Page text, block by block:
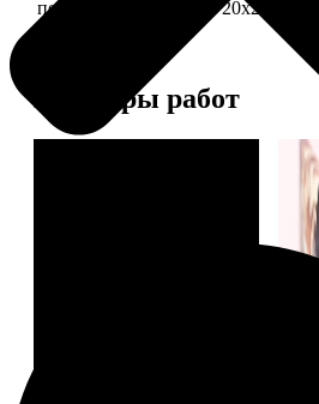
печать фото на холсте 20х20 в раме
Примеры работ